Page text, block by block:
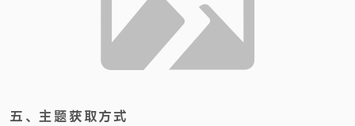
五、主题获取方式